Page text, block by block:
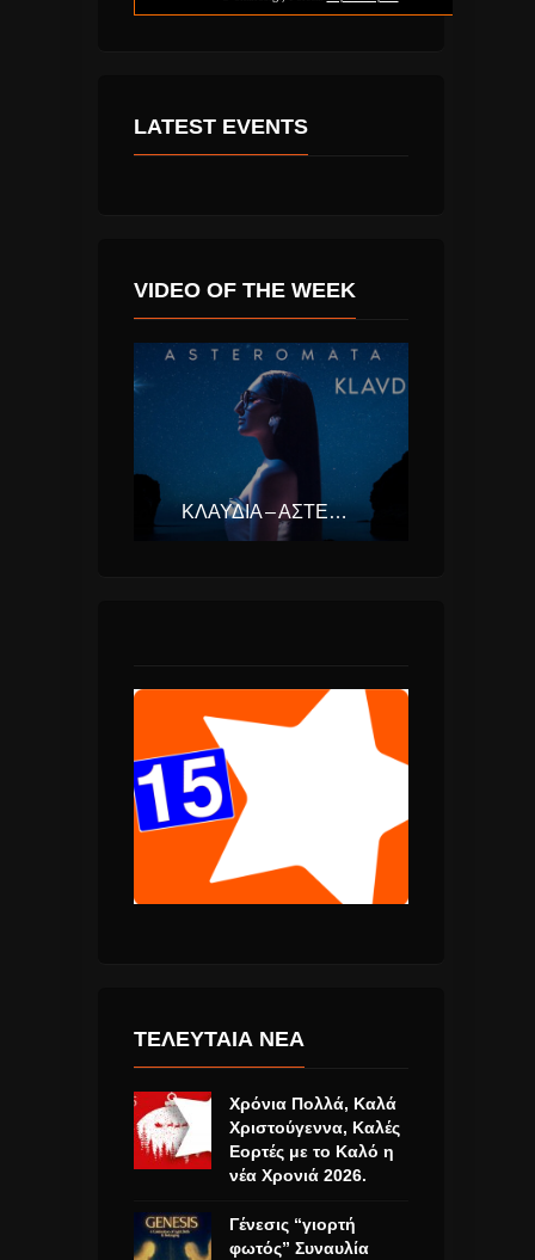
LATEST EVENTS
VIDEO OF THE WEEK
ΚΛΑΥΔΊΑ – ΑΣΤΕΡΟΜΆΤΑ (EUROVISION ΕΛΛΆΔΑ 2025)
ΤΕΛΕΥΤΑΙΑ ΝΕΑ
Χρόνια Πολλά, Καλά
Χριστούγεννα, Καλές
Εορτές με το Καλό η
νέα Χρονιά 2026.
Γένεσις “γιορτή
φωτός” Συναυλία